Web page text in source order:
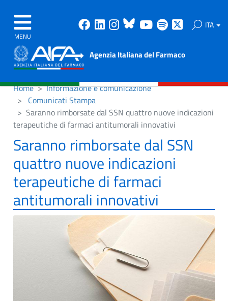
MENU
Facebook
Linkedin
Instagram
Bluesky
Youtube
Spotify ITA
Agenzia Italiana del Farmaco
Home
Informazione e comunicazione
Comunicati Stampa
Saranno rimborsate dal SSN quattro nuove indicazioni
terapeutiche di farmaci antitumorali innovativi
Saranno rimborsate dal SSN
quattro nuove indicazioni
terapeutiche di farmaci
antitumorali innovativi